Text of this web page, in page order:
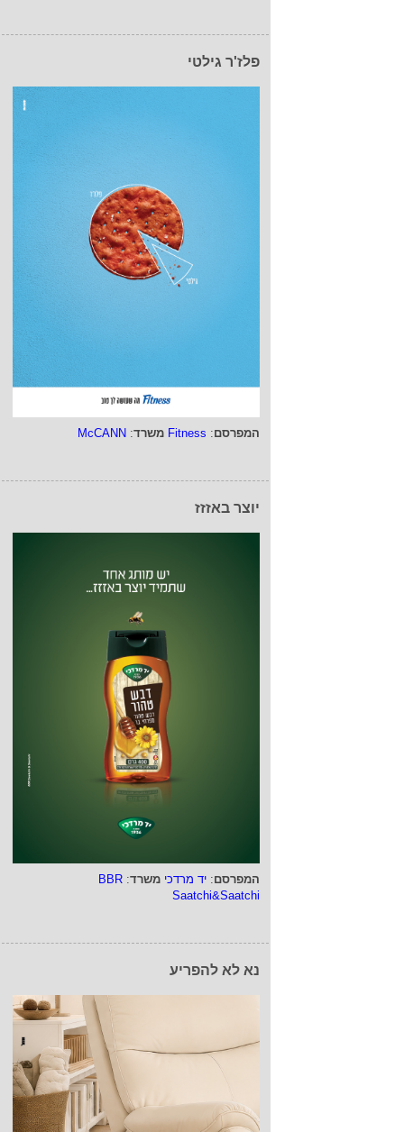
פלז'ר גילטי
המפרסם:
Fitness משרד:
McCANN
יוצר באזזז
המפרסם: יד מרדכי משרד:
BBR
Saatchi&Saatchi
נא לא להפריע